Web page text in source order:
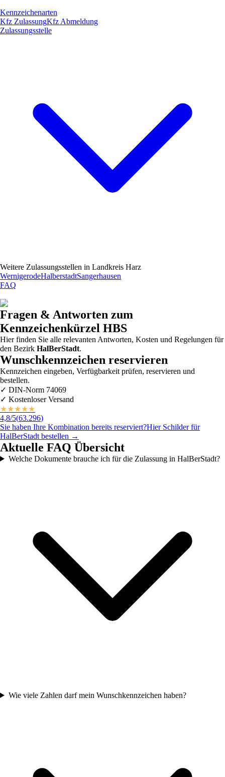
Kennzeichenarten
Kfz ZulassungKfz Abmeldung
Zulassungsstelle
Weitere Zulassungsstellen in Landkreis Harz
WernigerodeHalberstadtSangerhausen
FAQ
Fragen & Antworten zum
Kennzeichenkürzel HBS
Hier finden Sie alle relevanten Antworten, Kosten und Regelungen für
den Bezirk HalBerStadt.
Wunschkennzeichen reservieren
Kennzeichen eingeben, Verfügbarkeit prüfen, reservieren und
bestellen.
✓ DIN-Norm 74069
✓ Kostenloser Versand
★★★★★
4,8/5(63.296)
Sie haben Ihre Kombination bereits reserviert?Hier Schilder für
HalBerStadt bestellen →
Aktuelle FAQ Übersicht
Welche Dokumente brauche ich für die Zulassung in HalBerStadt?
Wie viele Zahlen darf mein Wunschkennzeichen haben?